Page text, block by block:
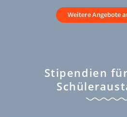
Weitere Angebote
Stipendien